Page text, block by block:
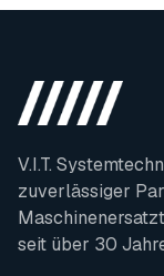
V.I.T.
zuverlässiger
seit über 30